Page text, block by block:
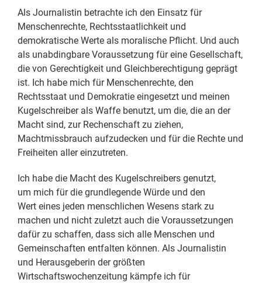
Als Journalistin betrachte ich den Einsatz für
Menschenrechte, Rechtsstaatlichkeit und
demokratische Werte als moralische Pflicht. Und auch
als unabdingbare Voraussetzung für eine Gesellschaft,
die von Gerechtigkeit und Gleichberechtigung geprägt
ist. Ich habe mich für Menschenrechte, den
Rechtsstaat und Demokratie eingesetzt und meinen
Kugelschreiber als Waffe benutzt, um die, die an der
Macht sind, zur Rechenschaft zu ziehen,
Machtmissbrauch aufzudecken und für die Rechte und
Freiheiten aller einzutreten.
Ich habe die Macht des Kugelschreibers genutzt,
um mich für die grundlegende Würde und den
Wert eines jeden menschlichen Wesens stark zu
machen und nicht zuletzt auch die Voraussetzungen
dafür zu schaffen, dass sich alle Menschen und
Gemeinschaften entfalten können. Als Journalistin
und Herausgeberin der größten
Wirtschaftswochenzeitung kämpfe ich für